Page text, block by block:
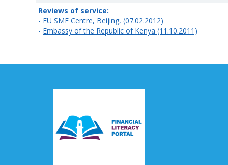
Reviews of service:
- EU SME Centre, Beijing, (07.02.2012)
- Embassy of the Republic of Kenya (11.10.2011)